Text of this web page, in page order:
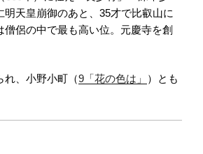
明天皇崩御のあと、35才で比叡山に
僧侶の中で最も高い位。元慶寺を創
れ、小野小町（9「花の色は」
）とも